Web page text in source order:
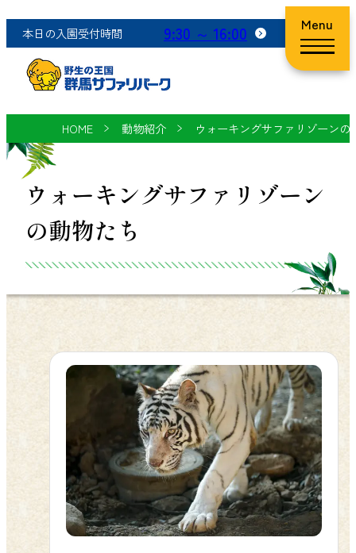
本日の入園受付時間 9:30 ～ 16:00 Menu
HOME 動物紹介 ウォーキングサファリゾーンの
ウォーキングサファリゾーン
の動物たち